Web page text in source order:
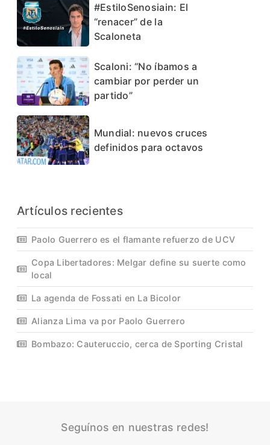
#EstiloSenosiain: El
“renacer” de la
Scaloneta
Scaloni: “No íbamos a
cambiar por perder un
partido”
Mundial: nuevos cruces
definidos para octavos
Artículos recientes
Paolo Guerrero es el flamante refuerzo de UCV
Copa Libertadores: Melgar define su suerte como
local
La agenda de Fossati en La Bicolor
Alianza Lima va por Paolo Guerrero
Bombazo: Cauteruccio, cerca de Sporting Cristal
Seguínos en nuestras redes!